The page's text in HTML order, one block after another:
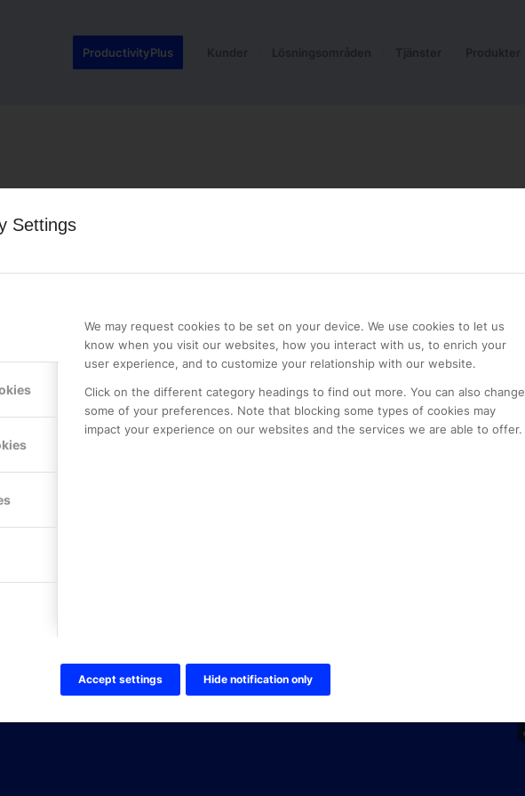
Settings
We may request cookies to be set on your device. We use cookies to let us
know when you visit our websites, how you interact with us, to enrich your
user experience, and to customize your relationship with our website.
Click on the different category headings to find out more. You can also change
some of your preferences. Note that blocking some types of cookies may
impact your experience on our websites and the services we are able to offer.
Accept settings Hide notification only
ProductivityPlus Kunder Lösningsområden Tjänster Produkter
PREMIER
KONTAKTA OSS
ONLINE PARTNER AB
Mejerivägen 3
117 61 Stockholm
E-post: info@onlinepartner.se
Tel: 08-42 00 04 00